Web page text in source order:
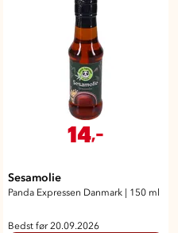
14,-
Sesamolie
Panda Expressen Danmark 150 ml
Bedst før 20.09.2026